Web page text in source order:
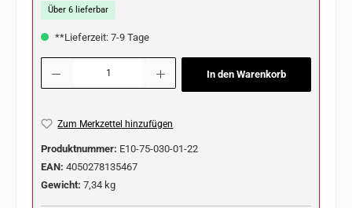
Über 6 lieferbar
**Lieferzeit: 7-9 Tage
Produkt Anzahl: Gib den gewünschten Wert ein oder benutze die Schaltflächen
In den Warenkorb
Zum Merkzettel hinzufügen
Produktnummer: E10-75-030-01-22
EAN: 4050278135467
Gewicht: 7,34 kg